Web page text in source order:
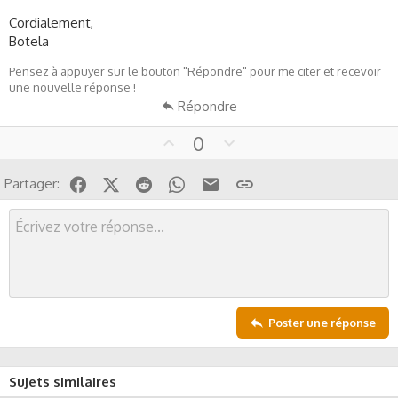
Cordialement,
Botela
Pensez à appuyer sur le bouton "Répondre" pour me citer et recevoir
une nouvelle réponse !
Répondre
v
o
0
w
n
Partager: FacebookX (Twitter)
Reddit WhatsApp
Email
Poster une réponse
Sujets similaires